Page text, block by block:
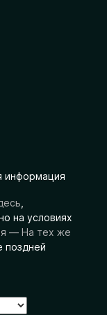
информация
на условиях
— На тех же
поздней